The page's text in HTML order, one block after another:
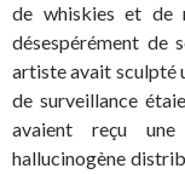
de whiskies et de
désespérément de
artiste avait sculpté
de surveillance
avaient reçu
hallucinogène